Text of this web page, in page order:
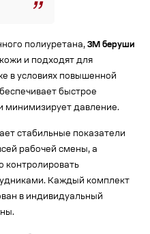
полиуретана, 3M беруши
и подходят для
в условиях повышенной
быстрое
минимизирует давление.
стабильные показатели
рабочей смены, а
контролировать
Каждый комплект
в индивидуальный